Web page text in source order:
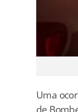
Uma
de